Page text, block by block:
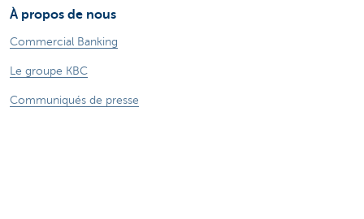
À propos de nous
Commercial Banking
Le groupe KBC
Communiqués de presse